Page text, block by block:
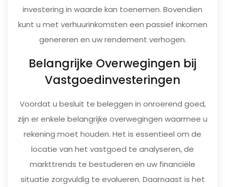
investering in waarde kan toenemen. Bovendien
kunt u met verhuurinkomsten een passief inkomen
genereren en uw rendement verhogen.
Belangrijke Overwegingen bij
Vastgoedinvesteringen
Voordat u besluit te beleggen in onroerend goed,
zijn er enkele belangrijke overwegingen waarmee u
rekening moet houden. Het is essentieel om de
locatie van het vastgoed te analyseren, de
markttrends te bestuderen en uw financiële
situatie zorgvuldig te evalueren. Daarnaast is het